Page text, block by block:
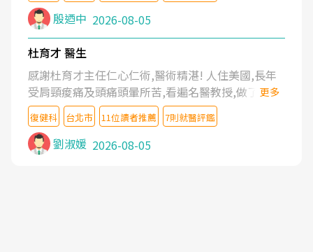
殷迺中 2026-08-05
杜育才 醫生
感謝杜育才主任仁心仁術,醫術精湛! 人住美國,長年
受肩頸痠痛及頭痛頭暈所苦,看遍名醫教授,做了各種
檢查,也嘗試過西醫打針,中醫針灸及物理徒手治療都
沒有用,後來連吃到嗎啡類止痛藥都效果有限,只是壓
症狀,沒多久就痛起來,多年失眠嚴重影響生活品質.
台灣親友介紹忠孝醫院杜育才主任是頸頭症候群專
更多
復健科 台北市 11位讀者推薦 7則就醫評鑑
劉淑媛 2026-08-05